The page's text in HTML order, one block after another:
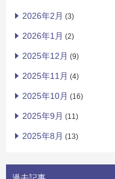
2026年2月 (3)
2026年1月 (2)
2025年12月 (9)
2025年11月 (4)
2025年10月 (16)
2025年9月 (11)
2025年8月 (13)